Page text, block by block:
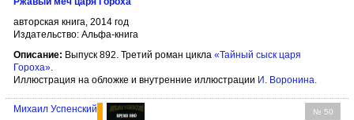
авторская книга, 2014 год
Издательство: Альфа-книга
Описание: Выпуск 892. Третий роман цикла «Тайный сыск царя
Гороха».
Иллюстрация на обложке и внутренние иллюстрации И. Воронина.
№ 50
Михаил Успенский